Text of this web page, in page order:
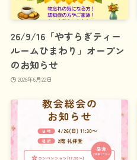
26/9/16「やすらぎティー
ルームひまわり」オープン
のお知らせ
2026年6月22日